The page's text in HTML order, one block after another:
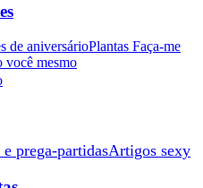
de aniversárioPlantas Faça-me
você mesmo
prega-partidasArtigos sexy